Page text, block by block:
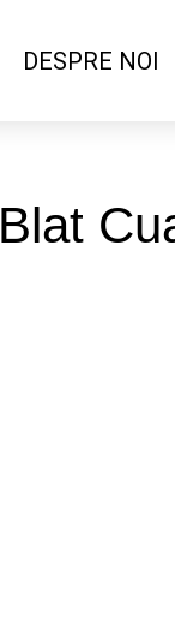
DESPRE NOI